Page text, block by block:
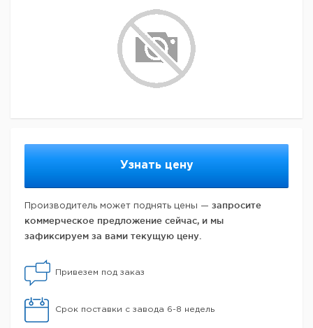
Узнать цену
Производитель может поднять цены — запросите
коммерческое предложение сейчас, и мы
зафиксируем за вами текущую цену.
Привезем под заказ
Срок поставки с завода 6-8 недель